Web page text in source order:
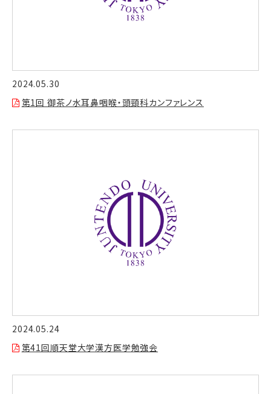
2024.05.30
第1回 御茶ノ水耳鼻咽喉・頭頸科カンファレンス
2024.05.24
第41回順天堂大学漢方医学勉強会